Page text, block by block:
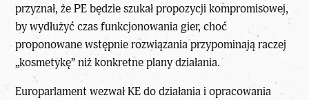
przyznał, że PE będzie szukał propozycji kompromisowej,
by wydłużyć czas funkcjonowania gier, choć
proponowane wstępnie rozwiązania przypominają raczej
„kosmetykę” niż konkretne plany działania.
Europarlament wezwał KE do działania i opracowania